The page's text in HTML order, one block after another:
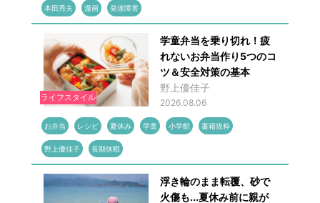
本田秀夫 漫画 発達障害
ライフスタイル
学童弁当を乗り切れ！疲
れないお弁当作り5つのコ
ツ＆安全対策の基本
野上優佳子
2026.08.06
お弁当 レシピ 夏休み 学童 小学館 書籍抜粋
野上優佳子 長期休暇
浮き輪のまま転覆、砂で
火傷も...夏休み前に親が